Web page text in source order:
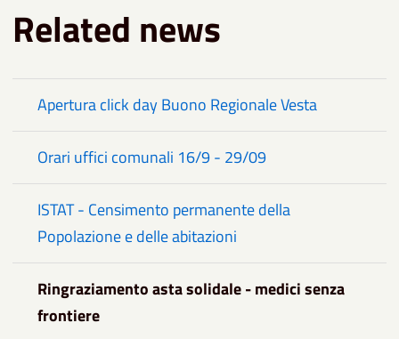
Related news
Apertura click day Buono Regionale Vesta
Orari uffici comunali 16/9 - 29/09
ISTAT - Censimento permanente della
Popolazione e delle abitazioni
Ringraziamento asta solidale - medici senza
frontiere